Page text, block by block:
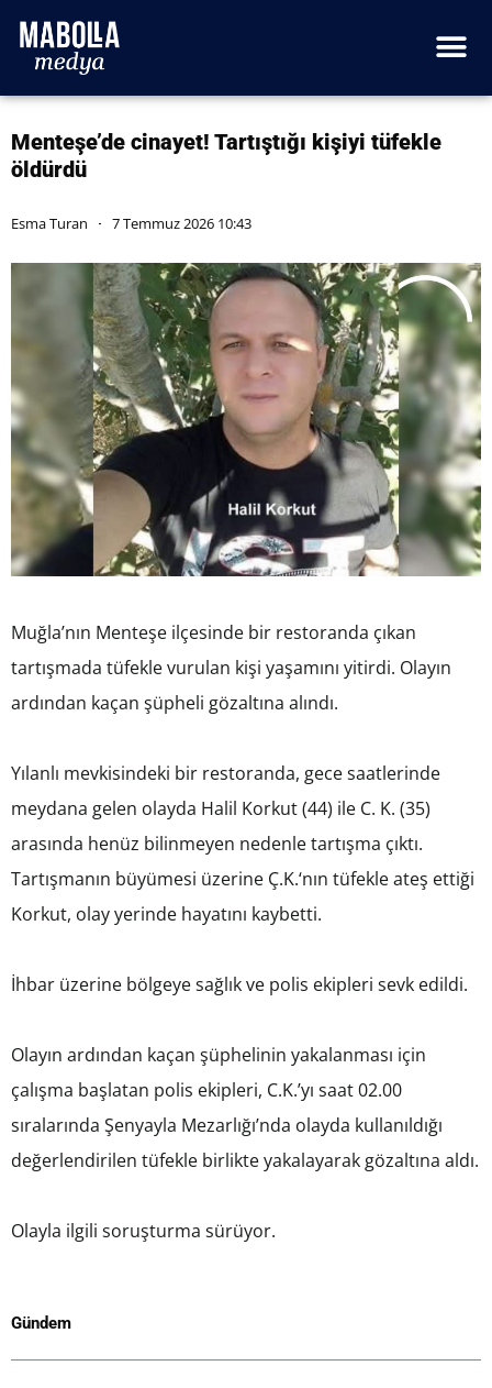
Menteşe’de cinayet! Tartıştığı kişiyi tüfekle
öldürdü
Esma Turan 7 Temmuz 2026 10:43
Muğla’nın Menteşe ilçesinde bir restoranda çıkan
tartışmada tüfekle vurulan kişi yaşamını yitirdi. Olayın
ardından kaçan şüpheli gözaltına alındı.
Yılanlı mevkisindeki bir restoranda, gece saatlerinde
meydana gelen olayda Halil Korkut (44) ile C. K. (35)
arasında henüz bilinmeyen nedenle tartışma çıktı.
Tartışmanın büyümesi üzerine Ç.K.‘nın tüfekle ateş ettiği
Korkut, olay yerinde hayatını kaybetti.
İhbar üzerine bölgeye sağlık ve polis ekipleri sevk edildi.
Olayın ardından kaçan şüphelinin yakalanması için
çalışma başlatan polis ekipleri, C.K.’yı saat 02.00
sıralarında Şenyayla Mezarlığı’nda olayda kullanıldığı
değerlendirilen tüfekle birlikte yakalayarak gözaltına aldı.
Olayla ilgili soruşturma sürüyor.
Gündem